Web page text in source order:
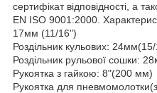
сертифікат відповідності, а
EN ISO 9001:2000.
17мм (11/16")
Роздільник кульових:
Роздільник рульової сошки:
Рукоятка з гайкою: 8"(200 мм)
Рукоятка для